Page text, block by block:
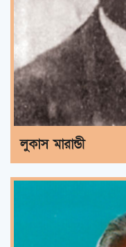
লুকাস মারান্ডী